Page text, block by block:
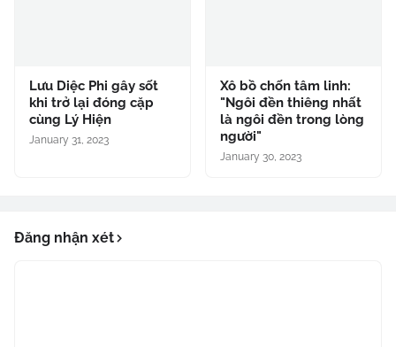
Lưu Diệc Phi gây sốt
khi trở lại đóng cặp
cùng Lý Hiện
January 31, 2023
Xô bồ chốn tâm linh:
"Ngôi đền thiêng nhất
là ngôi đền trong lòng
người"
January 30, 2023
Đăng nhận xét